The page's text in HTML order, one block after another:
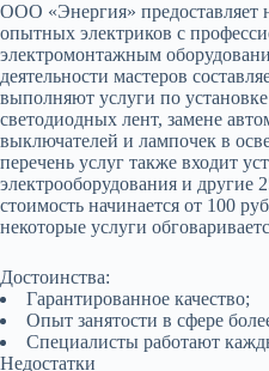
ООО «Энергия» предоставляет
опытных электриков с
электромонтажным
деятельности мастеров
выполняют услуги по
светодиодных лент, замене
выключателей и лампочек в
перечень услуг также входит
электрооборудования и другие
стоимость начинается от 100
некоторые услуги
Достоинства:
Гарантированное качество;
Опыт занятости в сфере
Специалисты работают
Недостатки